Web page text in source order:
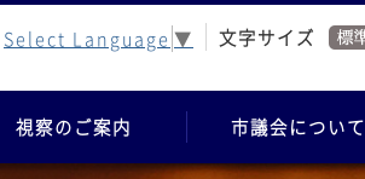
Select Language ▼ 文字サイズ
視察のご案内 市議会について